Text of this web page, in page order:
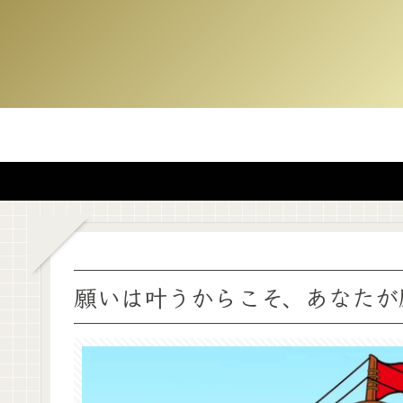
願いは叶うからこそ、あなた